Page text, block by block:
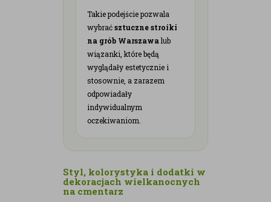
Takie podejście pozwala
wybraćsztuczne stroiki
na grób Warszawa lub
wiązanki, które będą
wyglądały estetycznie i
stosownie, a zarazem
odpowiadały
indywidualnym
oczekiwaniom.
Styl, kolorystyka i dodatki w
dekoracjach wielkanocnych
na cmentarz